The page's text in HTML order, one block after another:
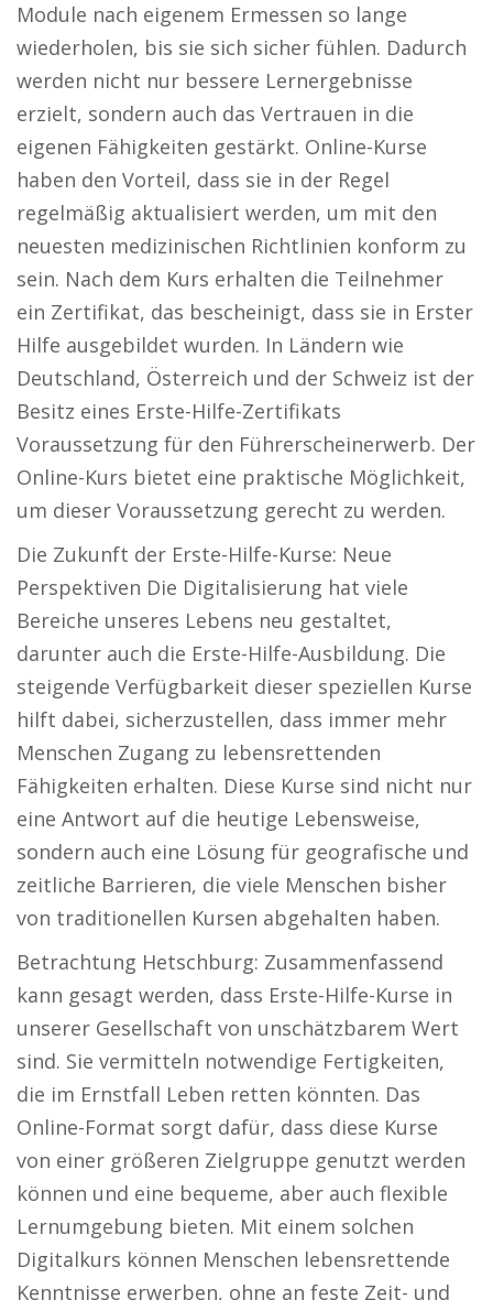
Module nach eigenem Ermessen so lange
wiederholen, bis sie sich sicher fühlen. Dadurch
werden nicht nur bessere Lernergebnisse
erzielt, sondern auch das Vertrauen in die
eigenen Fähigkeiten gestärkt. Online-Kurse
haben den Vorteil, dass sie in der Regel
regelmäßig aktualisiert werden, um mit den
neuesten medizinischen Richtlinien konform zu
sein. Nach dem Kurs erhalten die Teilnehmer
ein Zertifikat, das bescheinigt, dass sie in Erster
Hilfe ausgebildet wurden. In Ländern wie
Deutschland, Österreich und der Schweiz ist der
Besitz eines Erste-Hilfe-Zertifikats
Voraussetzung für den Führerscheinerwerb. Der
Online-Kurs bietet eine praktische Möglichkeit,
um dieser Voraussetzung gerecht zu werden.
Die Zukunft der Erste-Hilfe-Kurse: Neue
Perspektiven Die Digitalisierung hat viele
Bereiche unseres Lebens neu gestaltet,
darunter auch die Erste-Hilfe-Ausbildung. Die
steigende Verfügbarkeit dieser speziellen Kurse
hilft dabei, sicherzustellen, dass immer mehr
Menschen Zugang zu lebensrettenden
Fähigkeiten erhalten. Diese Kurse sind nicht nur
eine Antwort auf die heutige Lebensweise,
sondern auch eine Lösung für geografische und
zeitliche Barrieren, die viele Menschen bisher
von traditionellen Kursen abgehalten haben.
Betrachtung Hetschburg: Zusammenfassend
kann gesagt werden, dass Erste-Hilfe-Kurse in
unserer Gesellschaft von unschätzbarem Wert
sind. Sie vermitteln notwendige Fertigkeiten,
die im Ernstfall Leben retten könnten. Das
Online-Format sorgt dafür, dass diese Kurse
von einer größeren Zielgruppe genutzt werden
können und eine bequeme, aber auch flexible
Lernumgebung bieten. Mit einem solchen
Digitalkurs können Menschen lebensrettende
Kenntnisse erwerben, ohne an feste Zeit- und